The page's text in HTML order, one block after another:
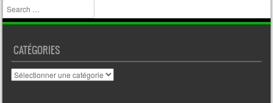
Search
CATÉGORIES
Catégories